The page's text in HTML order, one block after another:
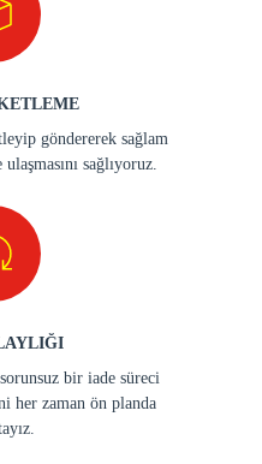
göndererek sağlam
sağlıyoruz.
bir iade süreci
her zaman ön planda